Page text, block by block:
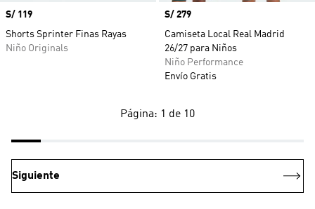
Precio
S/ 119
Shorts Sprinter Finas Rayas
Niño Originals
Precio
S/ 279
Camiseta Local Real Madrid
26/27 para Niños
Niño Performance
Envío Gratis
Página: 1 de 10
Siguiente